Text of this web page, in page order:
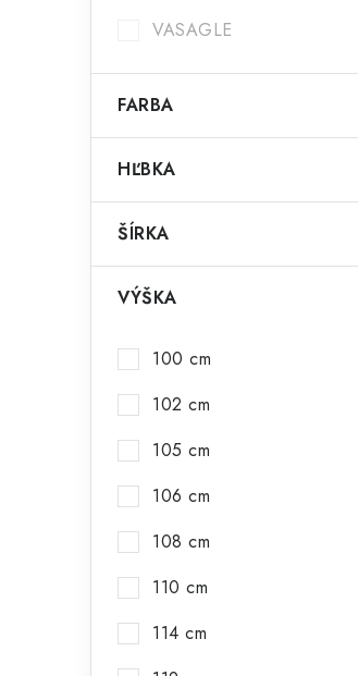
VASAGLE
FARBA
HĽBKA
ŠÍRKA
VÝŠKA
100 cm
102 cm
105 cm
106 cm
108 cm
110 cm
114 cm